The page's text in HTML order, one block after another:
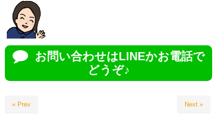
お問い合わせはLINEかお電話で
どうぞ♪
« Prev Next »